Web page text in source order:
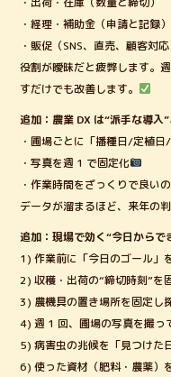
・経理・補助金（申請と記録）
・販促（SNS、直売、顧客対応
役割が曖昧だと疲弊します。
すだけでも改善します。
追加：農業 DX は“派手な導入
・圃場ごとに「播種日/定植
・写真を週 1 で固定化
・作業時間をざっくりで良い
データが溜まるほど、来年の
追加：現場で効く“今日から
1) 作業前に「今日のゴール」
2) 収穫・出荷の“締切時刻”を
3) 農機具の置き場所を固定し
4) 週 1 回、圃場の写真を撮っ
5) 病害虫の兆候を「見つけた
6) 使った資材（肥料・農薬）